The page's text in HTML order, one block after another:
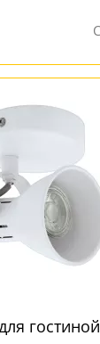
гостиной